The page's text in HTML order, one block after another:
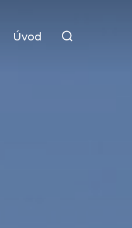
Úvod
for: